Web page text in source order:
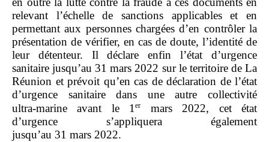
relevant l’échelle de sanctions applicables et en
permettant aux personnes chargées d’en contrôler la
présentation de vérifier, en cas de doute, l’identité de
leur détenteur. Il déclare enfin l’état d’urgence
sanitaire jusqu’au 31 mars 2022 sur le territoire de La
Réunion et prévoit qu’en cas de déclaration de l’état
d’urgence sanitaire dans une autre collectivité
ultra‑marine avant le 1er
mars 2022, cet état
d’urgence s’appliquera également
jusqu’au 31 mars 2022.